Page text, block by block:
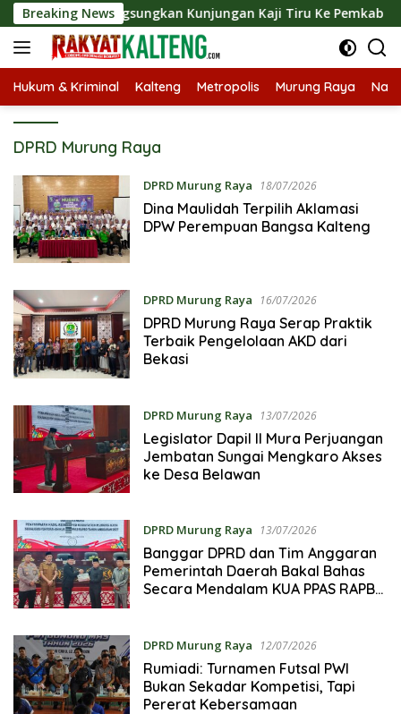
Langsung
ke
konten
Breaking News
Langsungkan Kunjungan Kaji Tiru Ke Pemkab Kulon
Hukum & Kriminal Kalteng Metropolis Murung Raya
DPRD Murung Raya
DPRD Murung Raya 18/07/2026
Dina Maulidah Terpilih Aklamasi
DPW Perempuan Bangsa Kalteng
DPRD Murung Raya 16/07/2026
DPRD Murung Raya Serap Praktik
Terbaik Pengelolaan AKD dari
Bekasi
DPRD Murung Raya 13/07/2026
Legislator Dapil II Mura Perjuangan
Jembatan Sungai Mengkaro Akses
ke Desa Belawan
DPRD Murung Raya 13/07/2026
Banggar DPRD dan Tim Anggaran
Pemerintah Daerah Bakal Bahas
Secara Mendalam KUA PPAS RAPBD
DPRD Murung Raya 12/07/2026
Rumiadi: Turnamen Futsal PWI
Bukan Sekadar Kompetisi, Tapi
Pererat Kebersamaan